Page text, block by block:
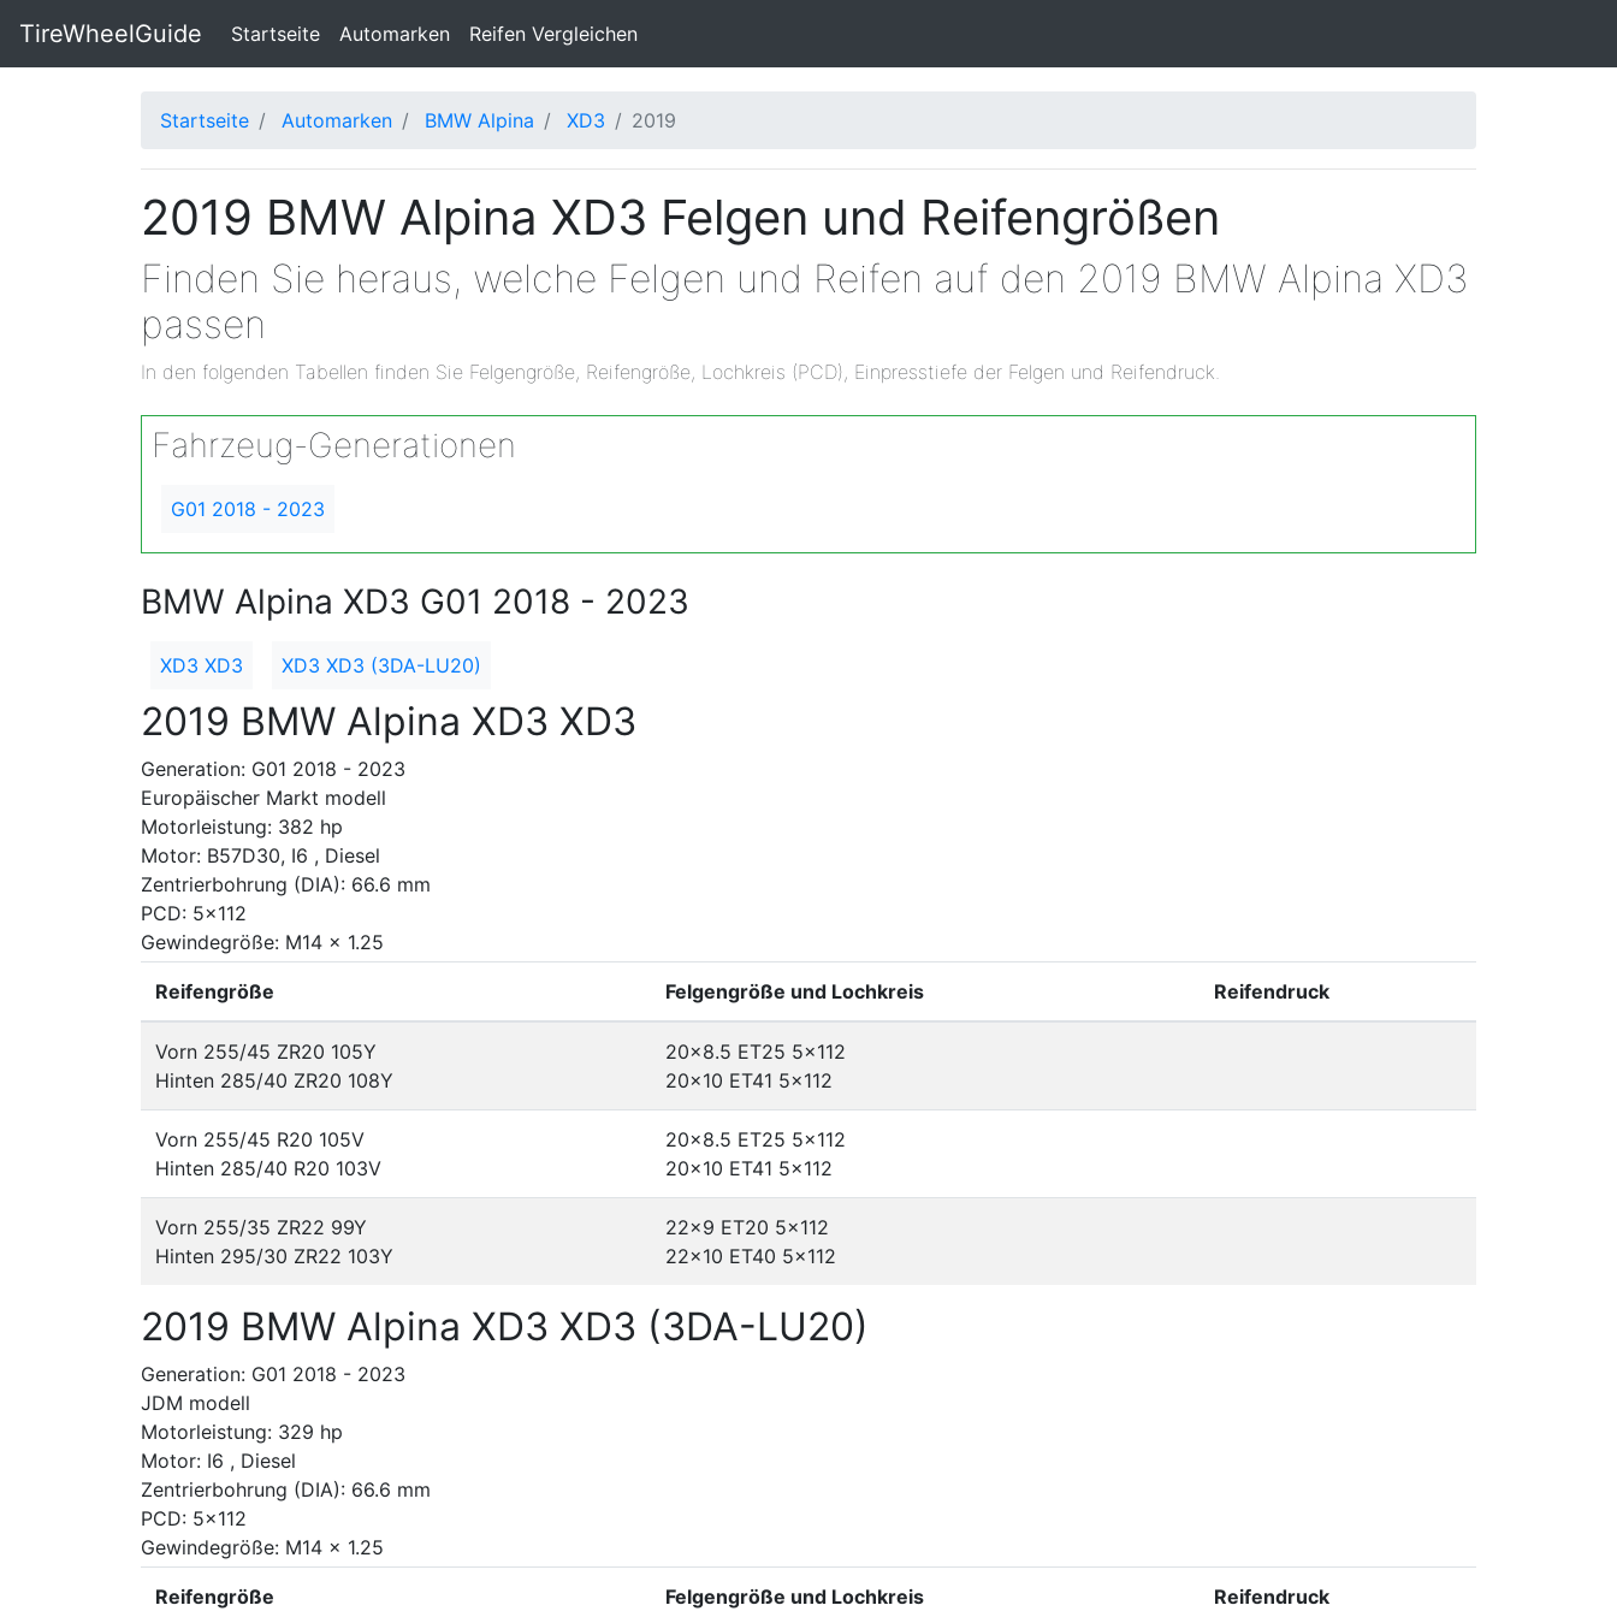
TireWheelGuide Startseite(current)
Automarken Reifen Vergleichen
Startseite Automarken BMW Alpina XD3 2019
2019 BMW Alpina XD3 Felgen und Reifengrößen
Finden Sie heraus, welche Felgen und Reifen auf den 2019 BMW Alpina XD3
passen
In den folgenden Tabellen finden Sie Felgengröße, Reifengröße, Lochkreis (PCD), Einpresstiefe der Felgen und Reifendruck.
Fahrzeug-Generationen
G01 2018 - 2023
BMW Alpina XD3 G01 2018 - 2023
XD3 XD3 XD3 XD3 (3DA-LU20)
2019 BMW Alpina XD3 XD3
Generation: G01 2018 - 2023
Europäischer Markt modell
Motorleistung: 382 hp
Motor: B57D30, I6 , Diesel
Zentrierbohrung (DIA): 66.6 mm
PCD: 5x112
Gewindegröße: M14 x 1.25
Reifengröße Felgengröße und Lochkreis Reifendruck
Vorn 255/45 ZR20 105Y
Hinten 285/40 ZR20 108Y
20x8.5 ET25 5x112
20x10 ET41 5x112
Vorn 255/45 R20 105V
Hinten 285/40 R20 103V
20x8.5 ET25 5x112
20x10 ET41 5x112
Vorn 255/35 ZR22 99Y
Hinten 295/30 ZR22 103Y
22x9 ET20 5x112
22x10 ET40 5x112
2019 BMW Alpina XD3 XD3 (3DA-LU20)
Generation: G01 2018 - 2023
JDM modell
Motorleistung: 329 hp
Motor: I6 , Diesel
Zentrierbohrung (DIA): 66.6 mm
PCD: 5x112
Gewindegröße: M14 x 1.25
Reifengröße Felgengröße und Lochkreis Reifendruck